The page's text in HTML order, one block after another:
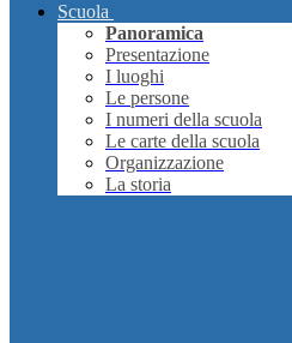
Scuola
Panoramica
Presentazione
I luoghi
Le persone
I numeri della scuola
Le carte della scuola
Organizzazione
La storia